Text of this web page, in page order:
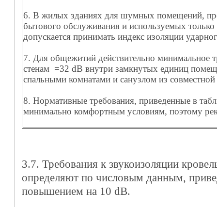
6. В жилых зданиях для шумных помещений,
бытового обслуживания и используемых только
допускается принимать индекс изоляции
7. Для общежитий действительно минимальное
стенам =32 dB внутри замкнутых единиц
спальными комнатами и санузлом из совместной
8. Нормативные требования, приведенные в
минимально комфортным условиям, поэтому
3.7. Требования к звукоизоляции
определяют по числовым данным,
повышением на 10 dB.